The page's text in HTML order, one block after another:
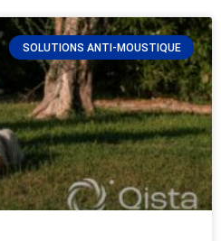
SOLUTIONS ANTI-MOUSTIQUE